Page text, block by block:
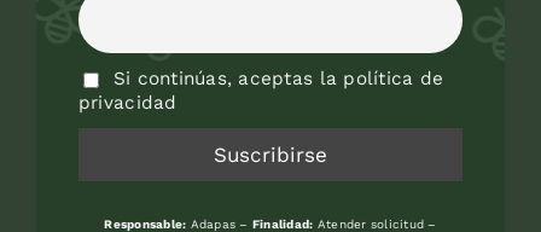
Si continúas, aceptas la política de
privacidad
Responsable: Adapas – Finalidad: Atender solicitud –